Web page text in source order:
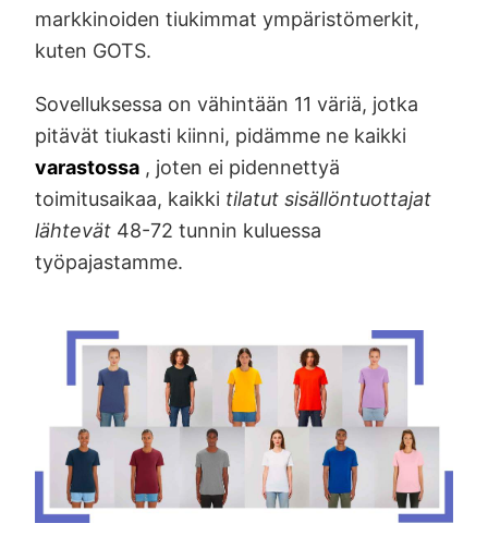
markkinoiden tiukimmat ympäristömerkit,
kuten GOTS.
Sovelluksessa on vähintään 11 väriä, jotka
pitävät tiukasti kiinni, pidämme ne kaikki
varastossa , joten ei pidennettyä
toimitusaikaa, kaikki tilatut sisällöntuottajat
lähtevät 48-72 tunnin kuluessa
työpajastamme.